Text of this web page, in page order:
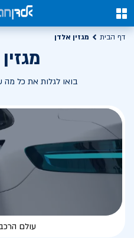
0
דף הבית מגזין אלדן
בואו לגלות את כל
עולם